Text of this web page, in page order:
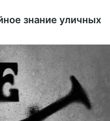
знание уличных